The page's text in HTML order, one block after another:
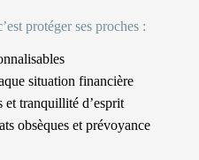
protéger ses proches :
situation financière
et tranquillité d’esprit
obsèques et prévoyance